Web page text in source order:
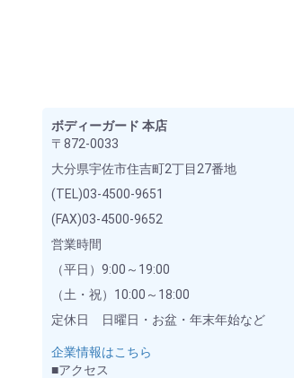
ボディーガード 本店
〒872-0033
大分県宇佐市住吉町2丁目27番地
(TEL)03-4500-9651
(FAX)03-4500-9652
営業時間
（平日）9:00～19:00
（土・祝）10:00～18:00
定休日 日曜日・お盆・年末年始など
企業情報はこちら
■アクセス